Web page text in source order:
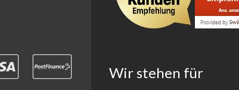
Wir stehen für